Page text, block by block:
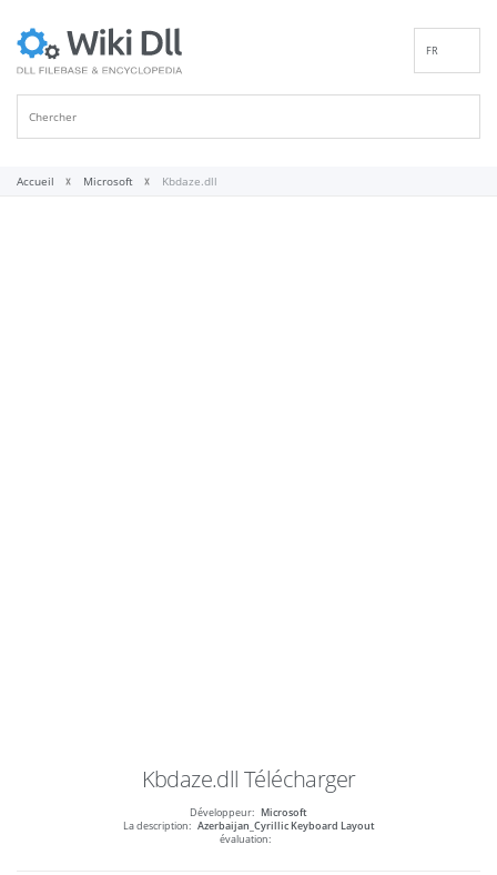
FR
Accueil Microsoft Kbdaze.dll
Kbdaze.dll Télécharger
Développeur: Microsoft
La description: Azerbaijan_Cyrillic Keyboard Layout
évaluation: